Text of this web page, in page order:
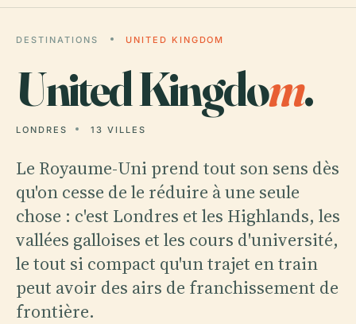
DESTINATIONS UNITED KINGDOM
United Kingdom.
LONDRES 13 VILLES
Le Royaume-Uni prend tout son sens dès
qu'on cesse de le réduire à une seule
chose : c'est Londres et les Highlands, les
vallées galloises et les cours d'université,
le tout si compact qu'un trajet en train
peut avoir des airs de franchissement de
frontière.